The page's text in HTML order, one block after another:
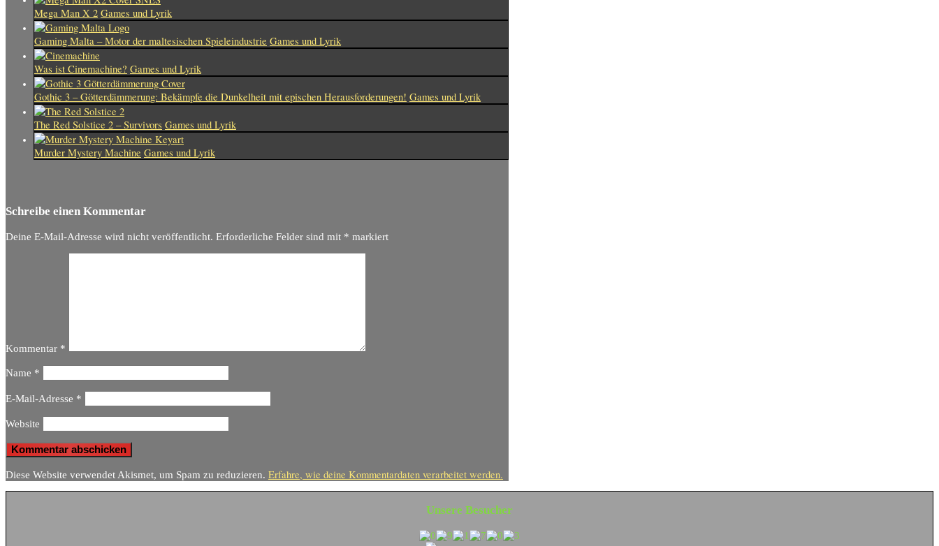
Mega Man X 2 Games und Lyrik
Gaming Malta – Motor der maltesischen Spieleindustrie Games und Lyrik
Was ist Cinemachine? Games und Lyrik
Gothic 3 – Götterdämmerung: Bekämpfe die Dunkelheit mit epischen Herausforderungen! Games und Lyrik
The Red Solstice 2 – Survivors Games und Lyrik
Murder Mystery Machine Games und Lyrik
Schreibe einen Kommentar
Deine E-Mail-Adresse wird nicht veröffentlicht. Erforderliche Felder sind mit * markiert
Kommentar *
Name *
E-Mail-Adresse *
Website
Diese Website verwendet Akismet, um Spam zu reduzieren. Erfahre, wie deine Kommentardaten verarbeitet werden.
Unsere Besucher